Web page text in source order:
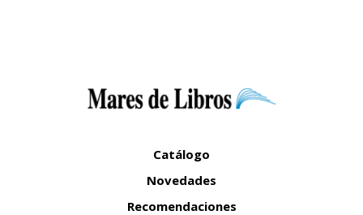
Catálogo
Novedades
Recomendaciones